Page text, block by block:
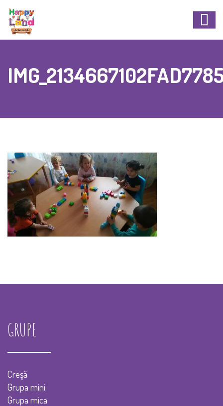
GRUPE
Creşă
Grupa mini
Grupa mica